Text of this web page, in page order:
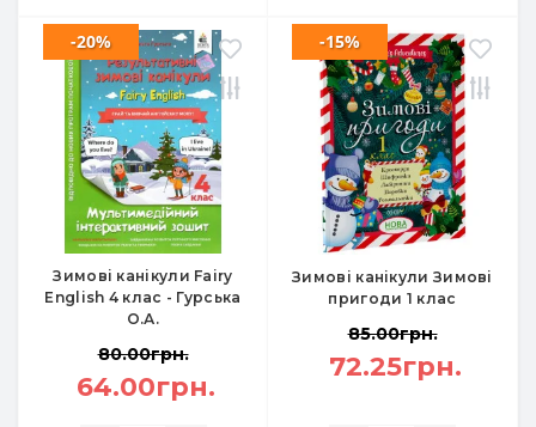
Зимові канікули Fairy
English 4 клас - Гурська
О.А.
-20%
80.00грн.
64.00грн.
Зимові канікули Зимові
пригоди 1 клас
-15%
85.00грн.
72.25грн.